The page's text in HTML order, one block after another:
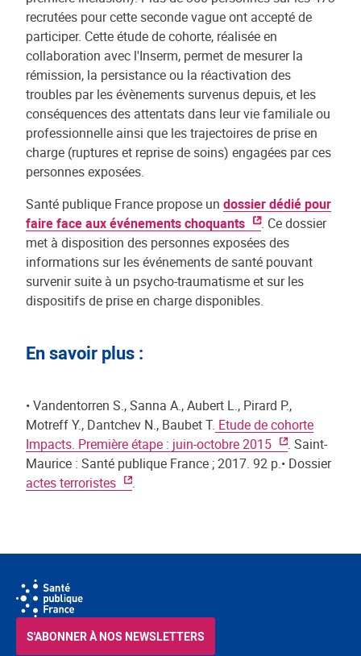
recrutées pour cette seconde vague ont accepté de
participer. Cette étude de cohorte, réalisée en
collaboration avec l'Inserm, permet de mesurer la
rémission, la persistance ou la réactivation des
troubles par les évènements survenus depuis, et les
conséquences des attentats dans leur vie familiale ou
professionnelle ainsi que les trajectoires de prise en
charge (ruptures et reprise de soins) engagées par ces
personnes exposées.
Santé publique France propose un dossier dédié pour
faire face aux événements choquants
. Ce dossier
met à disposition des personnes exposées des
informations sur les événements de santé pouvant
survenir suite à un psycho-traumatisme et sur les
dispositifs de prise en charge disponibles.
En savoir plus :
• Vandentorren S., Sanna A., Aubert L., Pirard P.,
Motreff Y., Dantchev N., Baubet T. Etude de cohorte
Impacts. Première étape : juin-octobre 2015
. Saint-
Maurice : Santé publique France ; 2017. 92 p.• Dossier
actes terroristes
.
S'ABONNER À NOS NEWSLETTERS